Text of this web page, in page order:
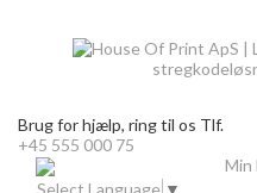
Brug for hjælp, ring til os Tlf.
+45 555 000 75
Min